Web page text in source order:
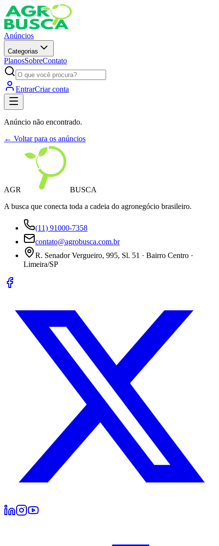
Anúncios
Categorias
PlanosSobreContato
EntrarCriar conta
Anúncio não encontrado.
← Voltar para os anúncios
AGR
BUSCA
A busca que conecta toda a cadeia do agronegócio brasileiro.
(11) 91000-7358
contato@agrobusca.com.br
R. Senador Vergueiro, 995, Sl. 51 · Bairro Centro ·
Limeira/SP